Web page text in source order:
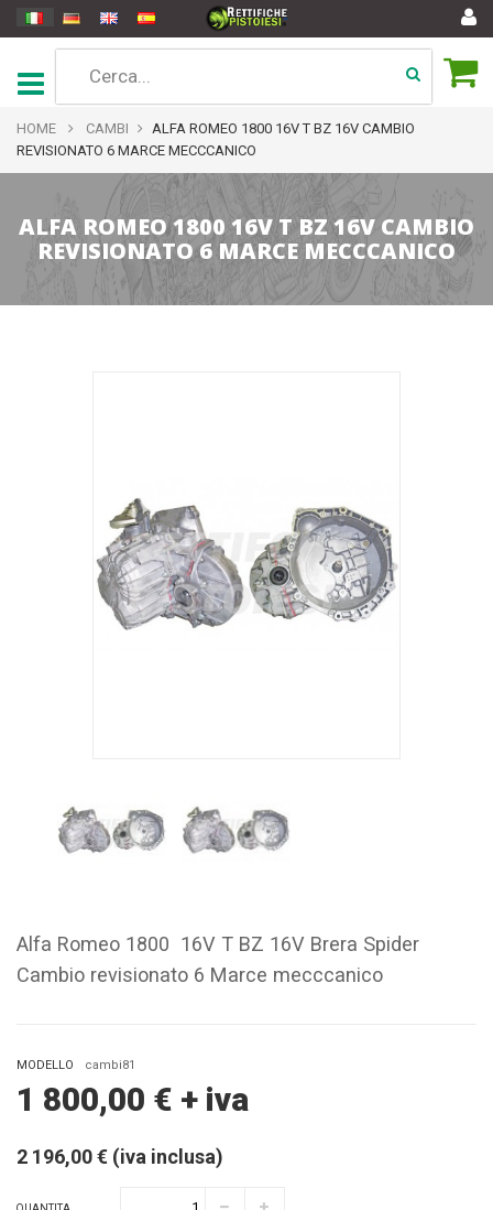
HOME CAMBI
ALFA ROMEO 1800 16V T BZ 16V CAMBIO
REVISIONATO 6 MARCE MECCCANICO
ALFA ROMEO 1800 16V T BZ 16V CAMBIO
REVISIONATO 6 MARCE MECCCANICO
Alfa Romeo 1800 16V T BZ 16V Brera Spider
Cambio revisionato 6 Marce mecccanico
MODELLO cambi81
1 800,00 € + iva
2 196,00 € (iva inclusa)